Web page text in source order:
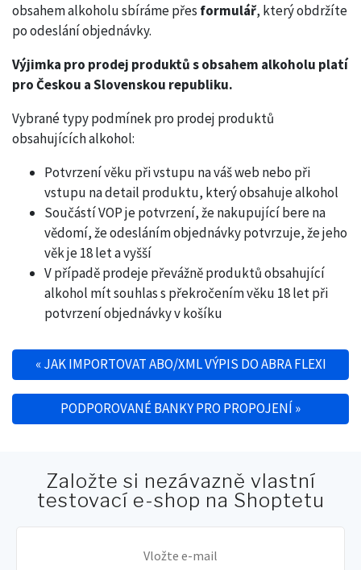
obsahem alkoholu sbíráme přes formulář, který obdržíte
po odeslání objednávky.
Výjimka pro prodej produktů s obsahem alkoholu platí
pro Českou a Slovenskou republiku.
Vybrané typy podmínek pro prodej produktů
obsahujících alkohol:
Potvrzení věku při vstupu na váš web nebo při
vstupu na detail produktu, který obsahuje alkohol
Součástí VOP je potvrzení, že nakupující bere na
vědomí, že odesláním objednávky potvrzuje, že jeho
věk je 18 let a vyšší
V případě prodeje převážně produktů obsahující
alkohol mít souhlas s překročením věku 18 let při
potvrzení objednávky v košíku
Navigace pro příspěvek
«JAK IMPORTOVAT ABO/XML VÝPIS DO ABRA FLEXI
PODPOROVANÉ BANKY PRO PROPOJENÍ »
Založte si nezávazně vlastní
testovací e-shop na Shoptetu